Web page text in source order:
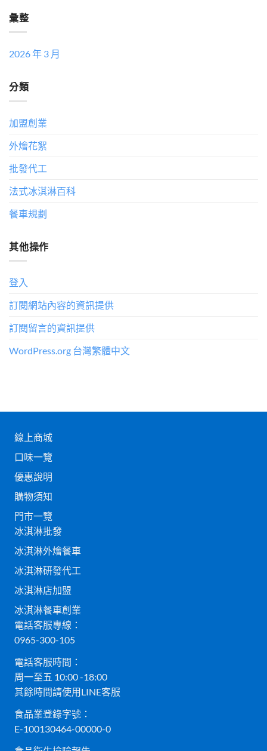
彙整
2026 年 3 月
分類
加盟創業
外燴花絮
批發代工
法式冰淇淋百科
餐車規劃
其他操作
登入
訂閱網站內容的資訊提供
訂閱留言的資訊提供
WordPress.org 台灣繁體中文
線上商城
口味一覽
優惠說明
購物須知
門市一覽
冰淇淋批發
冰淇淋外燴餐車
冰淇淋研發代工
冰淇淋店加盟
冰淇淋餐車創業
電話客服專線：
0965-300-105
電話客服時間：
周一至五 10:00 -18:00
其餘時間請使用LINE客服
食品業登錄字號：
E-100130464-00000-0